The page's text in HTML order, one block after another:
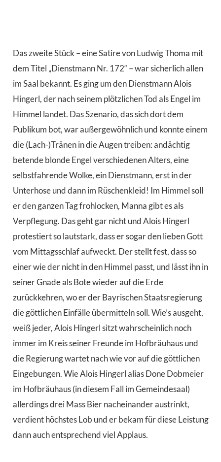
Das zweite Stück – eine Satire von Ludwig Thoma mit
dem Titel „Dienstmann Nr. 172“ – war sicherlich allen
im Saal bekannt. Es ging um den Dienstmann Alois
Hingerl, der nach seinem plötzlichen Tod als Engel im
Himmel landet. Das Szenario, das sich dort dem
Publikum bot, war außergewöhnlich und konnte einem
die (Lach-)Tränen in die Augen treiben: andächtig
betende blonde Engel verschiedenen Alters, eine
selbstfahrende Wolke, ein Dienstmann, erst in der
Unterhose und dann im Rüschenkleid! Im Himmel soll
er den ganzen Tag frohlocken, Manna gibt es als
Verpflegung. Das geht gar nicht und Alois Hingerl
protestiert so lautstark, dass er sogar den lieben Gott
vom Mittagsschlaf aufweckt. Der stellt fest, dass so
einer wie der nicht in den Himmel passt, und lässt ihn in
seiner Gnade als Bote wieder auf die Erde
zurückkehren, wo er der Bayrischen Staatsregierung
die göttlichen Einfälle übermitteln soll. Wie’s ausgeht,
weiß jeder, Alois Hingerl sitzt wahrscheinlich noch
immer im Kreis seiner Freunde im Hofbräuhaus und
die Regierung wartet nach wie vor auf die göttlichen
Eingebungen. Wie Alois Hingerl alias Done Dobmeier
im Hofbräuhaus (in diesem Fall im Gemeindesaal)
allerdings drei Mass Bier nacheinander austrinkt,
verdient höchstes Lob und er bekam für diese Leistung
dann auch entsprechend viel Applaus.